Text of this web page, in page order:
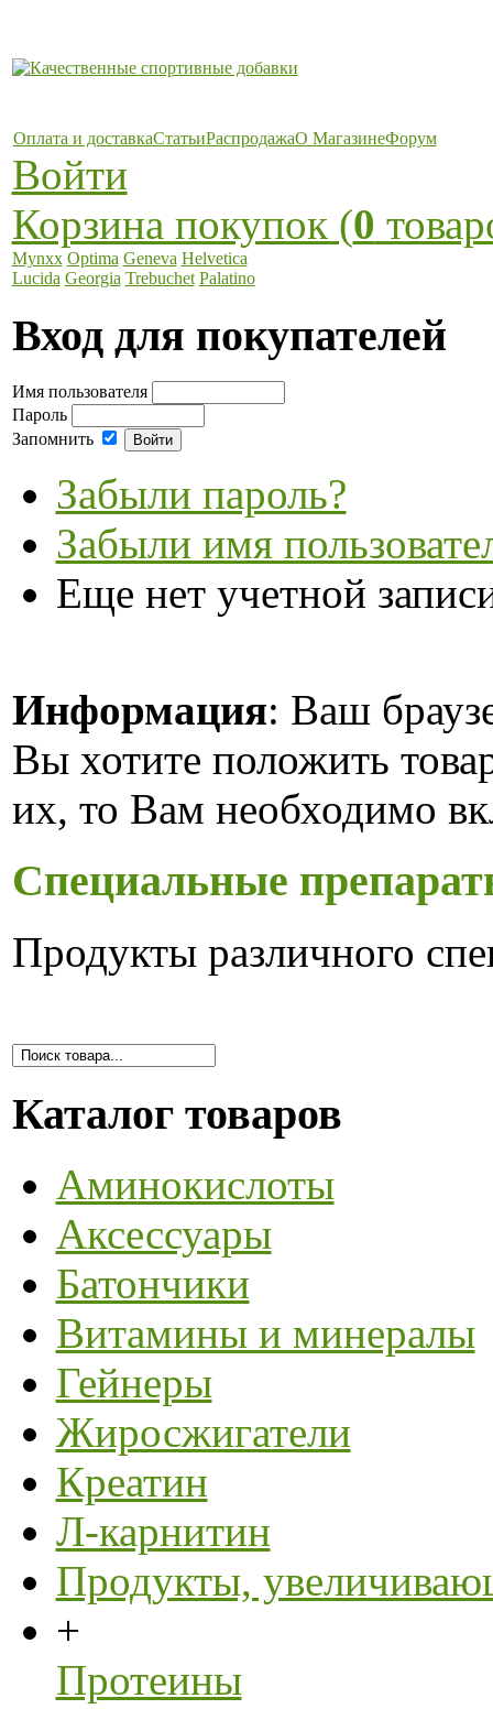
Оплата и доставкаСтатьиРаспродажаО МагазинеФорум
Войти
Корзина покупок (0
Mynxx Optima Geneva Helvetica
Lucida Georgia Trebuchet Palatino
Вход для покупателей
Имя пользователя
Пароль
Запомнить
Забыли пароль?
Забыли имя
Еще нет учетной
Информация: Ваш
Вы хотите положить
их, то Вам необходимо
Специальные
Продукты различного
Каталог товаров
Аминокислоты
Аксессуары
Батончики
Витамины и минералы
Гейнеры
Жиросжигатели
Креатин
Л-карнитин
Продукты,
+
Протеины